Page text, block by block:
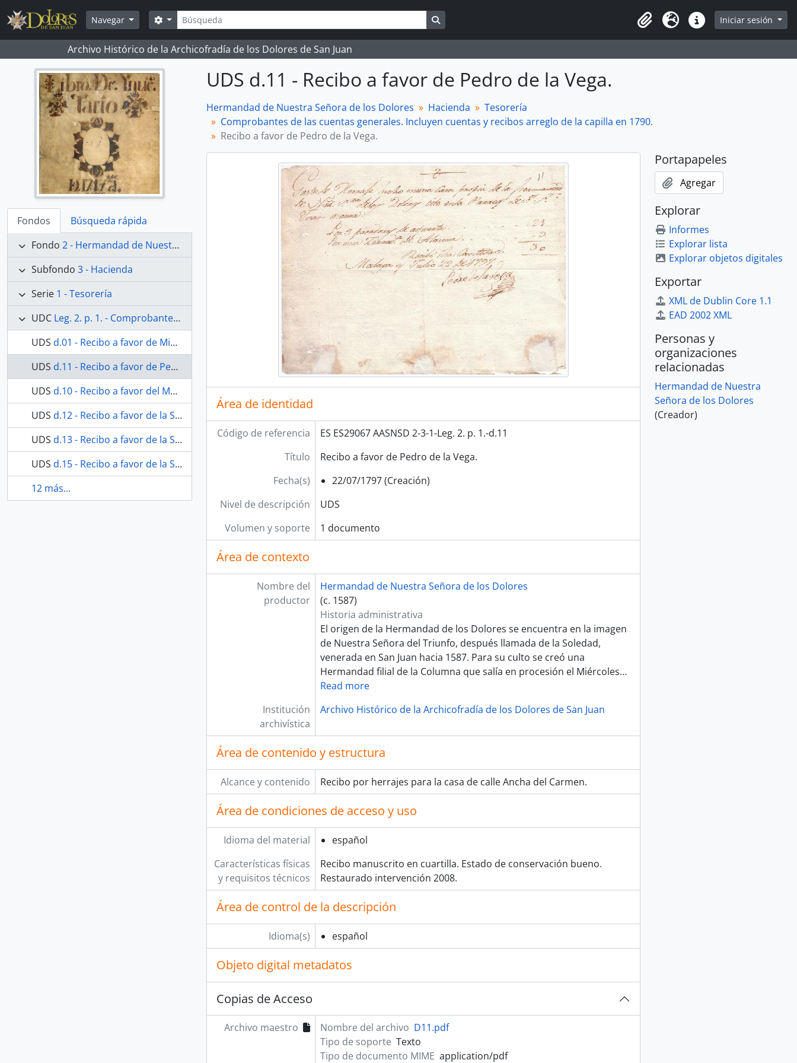
Skip to main content
Navegar
Búsqueda
Search options Search in browse page
Portapapeles
Idioma Enlaces rápidos
Iniciar sesión
Archivo Histórico de la Archicofradía de los Dolores de San Juan
Fondos
Búsqueda rápida
Fondo 2 - Hermandad de Nuestra Señora de los Dolores
Subfondo 3 - Hacienda
Serie 1 - Tesorería
UDC Leg. 2. p. 1. - Comprobantes de las cuentas generales. Incluyen cuentas y recibos arreglo de la capilla en 1790.
UDS d.01 - Recibo a favor de Miguel de Tarría
UDS d.11 - Recibo a favor de Pedro de la Vega.
UDS d.10 - Recibo a favor del Mayordomo Andrés López Madueño.
UDS d.12 - Recibo a favor de la S.I.C. Catedral
UDS d.13 - Recibo a favor de la S.I.C. Catedral
UDS d.15 - Recibo a favor de la S.I.C. Catedral
12 más...
UDS d.11 - Recibo a favor de Pedro de la Vega.
Hermandad de Nuestra Señora de los Dolores Hacienda
Tesorería
Comprobantes de las cuentas generales. Incluyen cuentas y recibos arreglo de la capilla en 1790.
Recibo a favor de Pedro de la Vega.
Área de identidad
Código de referencia
ES ES29067 AASNSD 2-3-1-Leg. 2. p. 1.-d.11
Título
Recibo a favor de Pedro de la Vega.
Fecha(s)
22/07/1797 (Creación)
Nivel de descripción
UDS
Volumen y soporte
1 documento
Área de contexto
Nombre del
productor
Hermandad de Nuestra Señora de los Dolores
(c. 1587)
Historia administrativa
El origen de la Hermandad de los Dolores se encuentra en la imagen
de Nuestra Señora del Triunfo, después llamada de la Soledad,
venerada en San Juan hacia 1587. Para su culto se creó una
Hermandad filial de la Columna que salía en procesión el Miércoles…
Read more
Institución
archivística
Archivo Histórico de la Archicofradía de los Dolores de San Juan
Área de contenido y estructura
Alcance y contenido Recibo por herrajes para la casa de calle Ancha del Carmen.
Área de condiciones de acceso y uso
Idioma del material
español
Características físicas
y requisitos técnicos
Recibo manuscrito en cuartilla. Estado de conservación bueno.
Restaurado intervención 2008.
Área de control de la descripción
Idioma(s) español
Objeto digital metadatos
Copias de Acceso
Archivo maestro Nombre del archivo D11.pdf
Tipo de soporte Texto
Tipo de documento MIME application/pdf
Portapapeles
Agregar
Explorar
Informes
Explorar lista
Explorar objetos digitales
Exportar
XML de Dublin Core 1.1
EAD 2002 XML
Personas y
organizaciones
relacionadas
Hermandad de Nuestra
Señora de los Dolores
(Creador)